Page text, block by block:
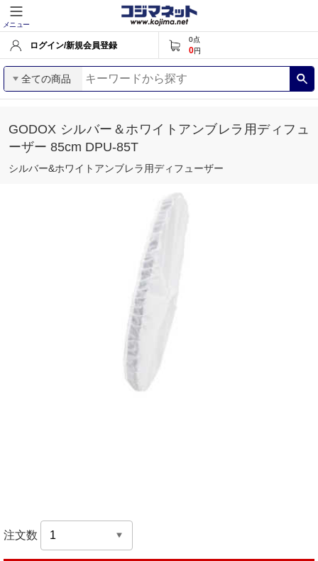
メニュー
ログイン/新規会員登録
0点
0円
全ての商品
GODOX シルバー＆ホワイトアンブレラ用ディフュ
ーザー 85cm DPU-85T
シルバー&ホワイトアンブレラ用ディフューザー
注文数